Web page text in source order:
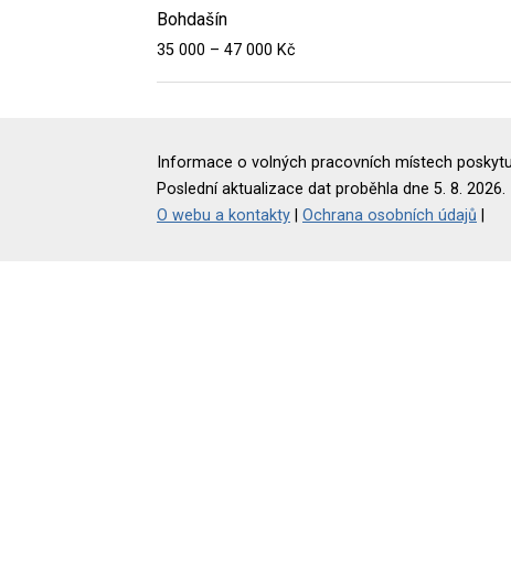
Bohdašín
35 000 – 47 000 Kč
Informace o volných pracovních místech
Poslední aktualizace dat proběhla dne 5. 8. 2026.
O webu a kontakty
Ochrana osobních údajů